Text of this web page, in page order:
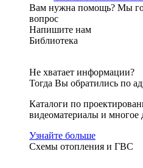
Вам нужна помощь? Мы
вопрос
Напишите нам
Библиотека
Не хватает информации?
Тогда Вы обратились по
Каталоги по
видеоматериалы и многое
Узнайте больше
Схемы отопления и ГВС